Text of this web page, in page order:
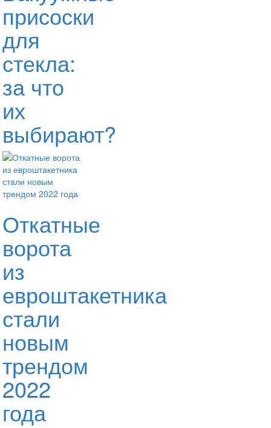
присоски
для
стекла:
за что
их
выбирают?
Откатные
ворота
из
евроштакетника
стали
новым
трендом
2022
года